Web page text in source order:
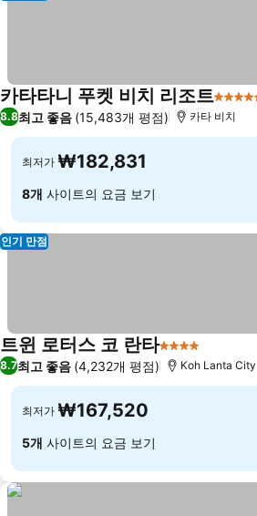
카타타니 푸켓 비치 리조트5 성급
8.8최고 좋음 (15,483개 평점) 카타 비치
최저가 ₩182,831
8개 사이트의 요금 보기
인기 만점
트윈 로터스 코 란타4 성급
8.7최고 좋음 (4,232개 평점) Koh Lanta City
최저가 ₩167,520
5개 사이트의 요금 보기